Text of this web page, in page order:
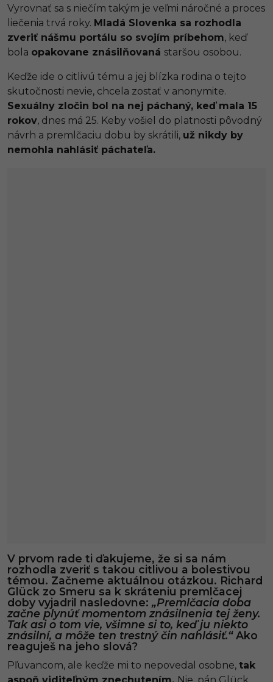
Vyrovnať sa s niečím takým je veľmi náročné a proces
liečenia trvá roky. Mladá Slovenka sa rozhodla
zveriť nášmu portálu so svojím príbehom, keď
bola opakovane znásilňovaná staršou osobou.
Keďže ide o citlivú tému a jej blízka rodina o tejto
skutočnosti nevie, chcela zostať v anonymite.
Sexuálny zločin bol na nej páchaný, keď mala 15
rokov, dnes má 25. Keby vošiel do platnosti pôvodný
návrh a premlčaciu dobu by skrátili, už nikdy by
nemohla nahlásiť páchateľa.
V prvom rade ti ďakujeme, že si sa nám
rozhodla zveriť s takou citlivou a bolestivou
témou. Začneme aktuálnou otázkou. Richard
Glück zo Smeru sa k skráteniu premlčacej
doby vyjadril nasledovne: „Premlčacia doba
začne plynúť momentom znásilnenia tej ženy.
Tak asi o tom vie, všimne si to, keď ju niekto
znásilní, a môže ten trestný čin nahlásiť.“Ako
reaguješ na jeho slová?
Pľuvancom, ale keďže mi to nepovedal osobne, tak